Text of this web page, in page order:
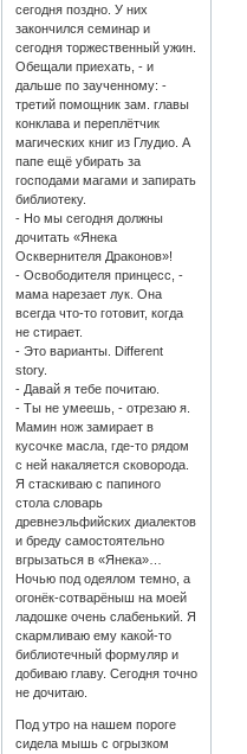
сегодня поздно. У них
закончился семинар и
сегодня торжественный ужин.
Обещали приехать, - и
дальше по заученному: -
третий помощник зам. главы
конклава и переплётчик
магических книг из Глудио. А
папе ещё убирать за
господами магами и запирать
библиотеку.
- Но мы сегодня должны
дочитать «Янека
Осквернителя Драконов»!
- Освободителя принцесс, -
мама нарезает лук. Она
всегда что-то готовит, когда
не стирает.
- Это варианты. Different
story.
- Давай я тебе почитаю.
- Ты не умеешь, - отрезаю я.
Мамин нож замирает в
кусочке масла, где-то рядом
с ней накаляется сковорода.
Я стаскиваю с папиного
стола словарь
древнеэльфийских диалектов
и бреду самостоятельно
вгрызаться в «Янека»…
Ночью под одеялом темно, а
огонёк-сотварёныш на моей
ладошке очень слабенький. Я
скармливаю ему какой-то
библиотечный формуляр и
добиваю главу. Сегодня точно
не дочитаю.
Под утро на нашем пороге
сидела мышь с огрызком